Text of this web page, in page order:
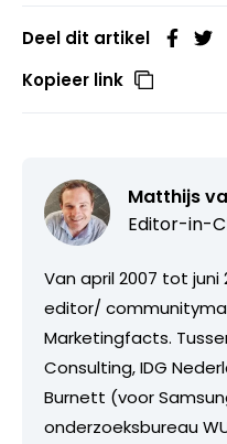
Deel dit artikel
Kopieer link
Matthijs
Editor-in-
Van april 2007 tot juni
editor/
Marketingfacts.
Consulting, IDG
Burnett (voor
onderzoeksbureau